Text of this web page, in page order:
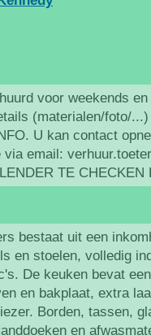
voor weekends
(materialen/foto/
U kan contact
email:
TE
bestaat uit een
en stoelen, volledig
De keuken bevat
en bakplaat, extra
Borden, tassen,
en